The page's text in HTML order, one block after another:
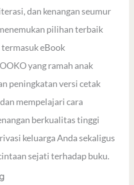
dan kenangan seumur
pilihan terbaik
eBook
yang ramah anak
peningkatan versi cetak
mempelajari cara
berkualitas tinggi
keluarga Anda sekaligus
sejati terhadap buku.